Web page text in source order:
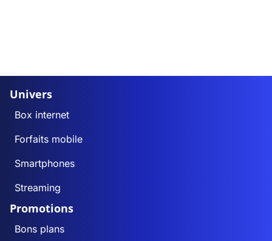
Univers
Box internet
Forfaits mobile
Smartphones
Streaming
Promotions
Bons plans